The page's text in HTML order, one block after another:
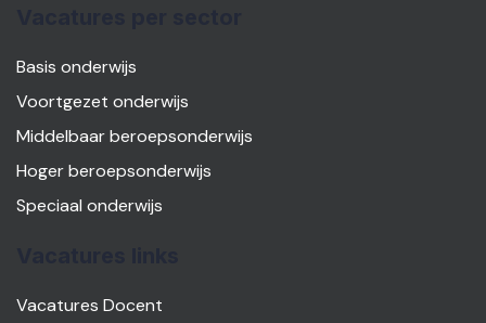
Basis onderwijs
Voortgezet onderwijs
Middelbaar beroepsonderwijs
Hoger beroepsonderwijs
Speciaal onderwijs
Vacatures Docent